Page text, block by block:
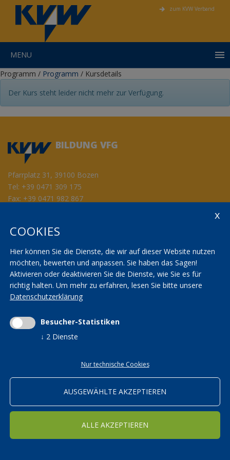
zum KVW Verband
MENU
Programm / Programm / Kursdetails
Der Kurs steht leider nicht mehr zur Verfügung.
BILDUNG VFG
Pfarrplatz 31, 39100 Bozen
Tel: +39 0471 309 175
Fax: +39 0471 982 867
AGBs
Seminarräume
Transparenzbestimmungen
KVW Reisen
KVW Patronat
Impressum|Privacy|AGBs|Cookieeinstellungen ändern
Mwst.-Nr. 01590700215 | St.-Nr. 01590700215 |
Bildung in den KVW Ortsgruppen
WEITER
COOKIES
Hier können Sie die Dienste, die wir auf dieser Website nutzen
möchten, bewerten und anpassen. Sie haben das Sagen!
Aktivieren oder deaktivieren Sie die Dienste, wie Sie es für
richtig halten. Um mehr zu erfahren, lesen Sie bitte unsere
Datenschutzerklärung
Besucher-Statistiken
↓ 2 Dienste
Nur technische Cookies
AUSGEWÄHLTE AKZEPTIEREN
ALLE AKZEPTIEREN